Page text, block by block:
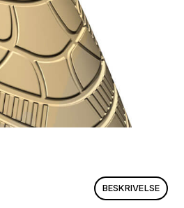
BESKRIVELSE